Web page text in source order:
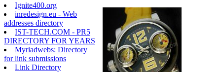
Ignite400.org
inredesign.eu - Web
addresses directory
IST-TECH.COM - PR5
DIRECTORY FOR YEARS
Myriadwebs: Directory
for link submissions
Link Directory